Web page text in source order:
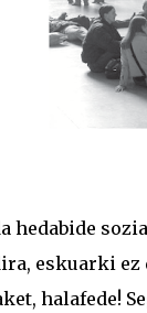
hedabide
eskuarki
halafede!